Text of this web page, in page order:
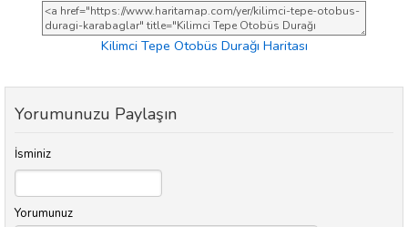
Kilimci Tepe Otobüs Durağı Haritası
Yorumunuzu Paylaşın
İsminiz
Yorumunuz